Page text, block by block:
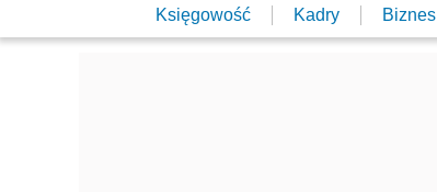
Księgowość Kadry Biznes